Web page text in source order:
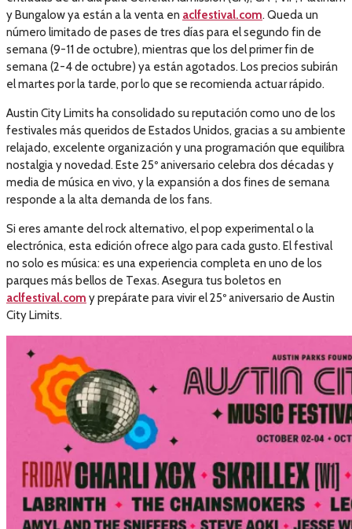
y Bungalow ya están a la venta en aclfestival.com. Queda un
número limitado de pases de tres días para el segundo fin de
semana (9-11 de octubre), mientras que los del primer fin de
semana (2-4 de octubre) ya están agotados. Los precios subirán
el martes por la tarde, por lo que se recomienda actuar rápido.
Austin City Limits ha consolidado su reputación como uno de los
festivales más queridos de Estados Unidos, gracias a su ambiente
relajado, excelente organización y una programación que equilibra
nostalgia y novedad. Este 25º aniversario celebra dos décadas y
media de música en vivo, y la expansión a dos fines de semana
responde a la alta demanda de los fans.
Si eres amante del rock alternativo, el pop experimental o la
electrónica, esta edición ofrece algo para cada gusto. El festival
no solo es música: es una experiencia completa en uno de los
parques más bellos de Texas. Asegura tus boletos en
aclfestival.com y prepárate para vivir el 25º aniversario de Austin
City Limits.